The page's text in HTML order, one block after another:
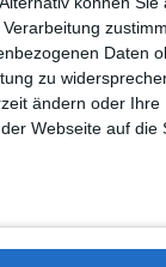
Daten
zu
ändern oder Ihre
Webseite auf die
uss
mal
des
kel